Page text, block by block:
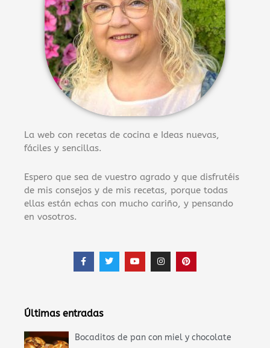
La web con recetas de cocina e Ideas nuevas,
fáciles y sencillas.
Espero que sea de vuestro agrado y que disfrutéis
de mis consejos y de mis recetas, porque todas
ellas están echas con mucho cariño, y pensando
en vosotros.
F
a
c
k
T
w
i
Y
o
u
I
n
s
P
i
n
Últimas entradas
Bocaditos de pan con miel y chocolate